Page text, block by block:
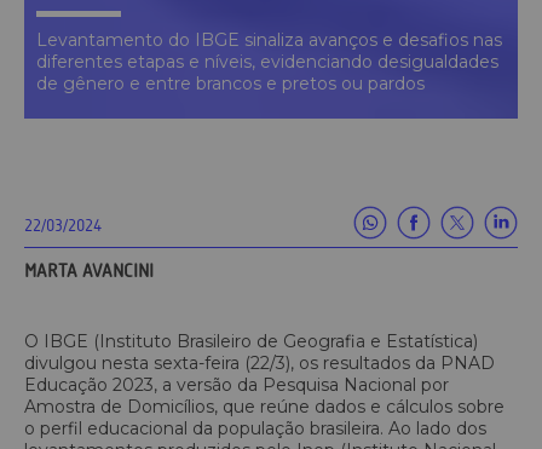
Levantamento do IBGE sinaliza avanços e desafios nas
diferentes etapas e níveis, evidenciando desigualdades
de gênero e entre brancos e pretos ou pardos
22/03/2024
MARTA AVANCINI
O IBGE (Instituto Brasileiro de Geografia e Estatística)
divulgou nesta sexta-feira (22/3), os resultados da PNAD
Educação 2023, a versão da Pesquisa Nacional por
Amostra de Domicílios, que reúne dados e cálculos sobre
o perfil educacional da população brasileira. Ao lado dos